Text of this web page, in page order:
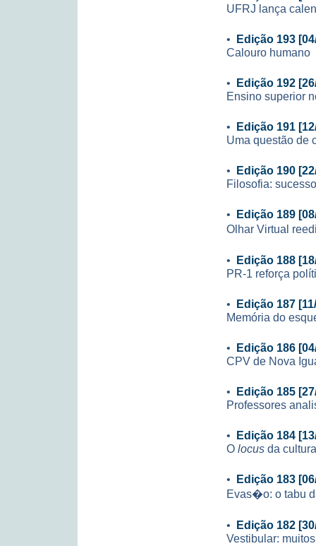
UFRJ lança
• Edição 193
Calouro humano
• Edição 192
Ensino superior
• Edição 191
Uma questão de
• Edição 190
Filosofia:
• Edição 189
Olhar Virtual
• Edição 188
PR-1 reforça
• Edição 187
Memória do
• Edição 186
CPV de Nova
• Edição 185
Professores
• Edição 184
O locus da cultura
• Edição 183
Evas�o: o tabu
• Edição 182
Vestibular: